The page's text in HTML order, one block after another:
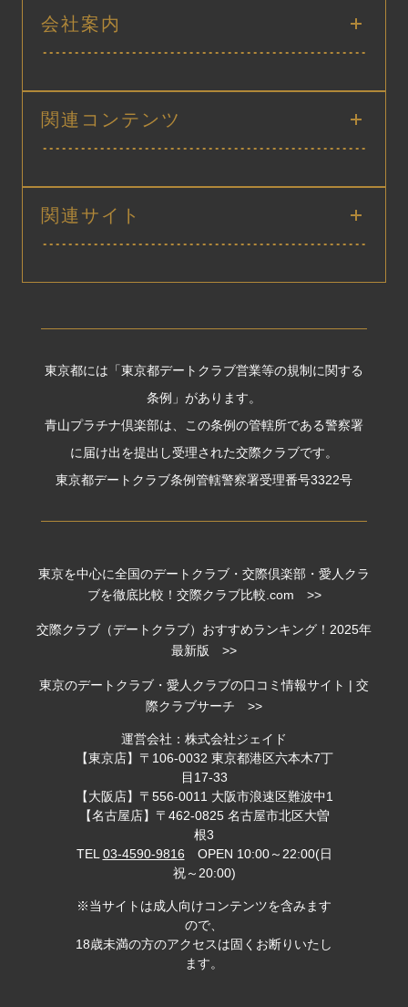
会社案内
関連コンテンツ
関連サイト
東京都には「東京都デートクラブ営業等の規制に関する
条例」があります。
青山プラチナ倶楽部は、この条例の管轄所である警察署
に届け出を提出し受理された交際クラブです。
東京都デートクラブ条例管轄警察署受理番号3322号
東京を中心に全国のデートクラブ・交際倶楽部・愛人クラ
ブを徹底比較！交際クラブ比較.com >>
交際クラブ（デートクラブ）おすすめランキング！2025年
最新版 >>
東京のデートクラブ・愛人クラブの口コミ情報サイト | 交
際クラブサーチ >>
運営会社：株式会社ジェイド
【東京店】〒106-0032 東京都港区六本木7丁
目17-33
【大阪店】〒556-0011 大阪市浪速区難波中1
【名古屋店】〒462-0825 名古屋市北区大曽
根3
TEL 03-4590-9816 OPEN 10:00～22:00(日
祝～20:00)
※当サイトは成人向けコンテンツを含みます
ので、
18歳未満の方のアクセスは固くお断りいたし
ます。